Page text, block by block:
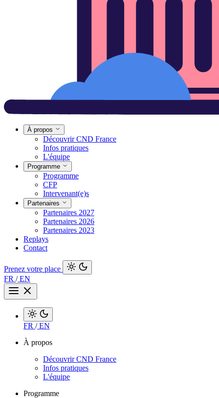
À propos
Découvrir CND France
Infos pratiques
L'équipe
Programme
Programme
CFP
Intervenant(e)s
Partenaires
Partenaires 2027
Partenaires 2026
Partenaires 2023
Replays
Contact
Prenez votre place
FR /EN
FR /EN
À propos
Découvrir CND France
Infos pratiques
L'équipe
Programme